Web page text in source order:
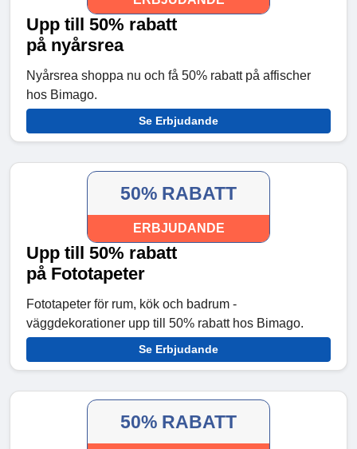
Upp till 50% rabatt
på nyårsrea
Nyårsrea shoppa nu och få 50% rabatt på affischer
hos Bimago.
Se Erbjudande
50% RABATT
ERBJUDANDE
Upp till 50% rabatt
på Fototapeter
Fototapeter för rum, kök och badrum -
väggdekorationer upp till 50% rabatt hos Bimago.
Se Erbjudande
50% RABATT